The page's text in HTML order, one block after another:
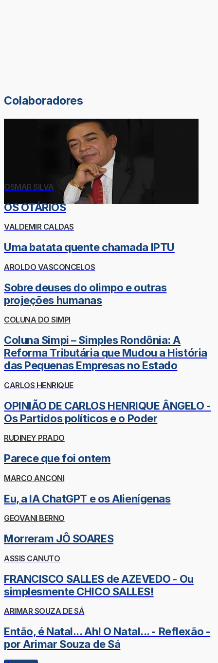
Colaboradores
OSMAR SILVA
OS OTÁRIOS
VALDEMIR CALDAS
Uma batata quente chamada IPTU
AROLDO VASCONCELOS
Sobre deuses do olimpo e outras
projeções humanas
COLUNA DO SIMPI
Coluna Simpi – Simples Rondônia: A
Reforma Tributária que Mudou a História
das Pequenas Empresas no Estado
CARLOS HENRIQUE
OPINIÃO DE CARLOS HENRIQUE ÂNGELO -
Os Partidos políticos e o Poder
RUDINEY PRADO
Parece que foi ontem
MARCO ANCONI
Eu, a IA ChatGPT e os Alienígenas
GEOVANI BERNO
Morreram JÔ SOARES
ASSIS CANUTO
FRANCISCO SALLES de AZEVEDO - Ou
simplesmente CHICO SALLES!
ARIMAR SOUZA DE SÁ
Então, é Natal... Ah! O Natal... - Reflexão -
por Arimar Souza de Sá